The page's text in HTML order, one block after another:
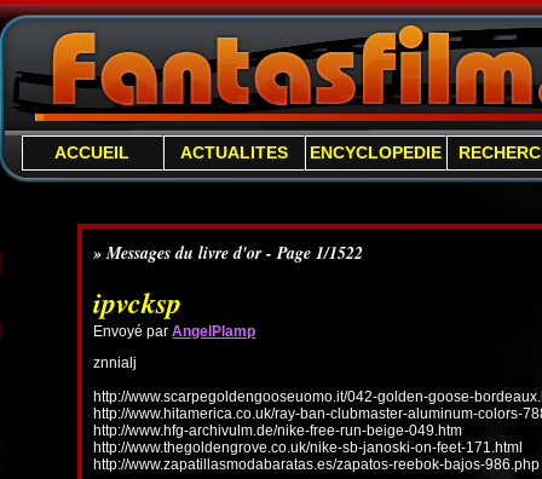
ACCUEIL ACTUALITES ENCYCLOPEDIE
» Messages du livre d'or - Page 1/1522
ipvcksp
Envoyé parAngelPlamp
znnialj
http://www.scarpegoldengooseuomo.it/042-golden-goose-
http://www.hitamerica.co.uk/ray-ban-clubmaster-aluminum-colors-
http://www.hfg-archivulm.de/nike-free-run-beige-049.htm
http://www.thegoldengrove.co.uk/nike-sb-janoski-on-feet-171.html
http://www.zapatillasmodabaratas.es/zapatos-reebok-bajos-986.php